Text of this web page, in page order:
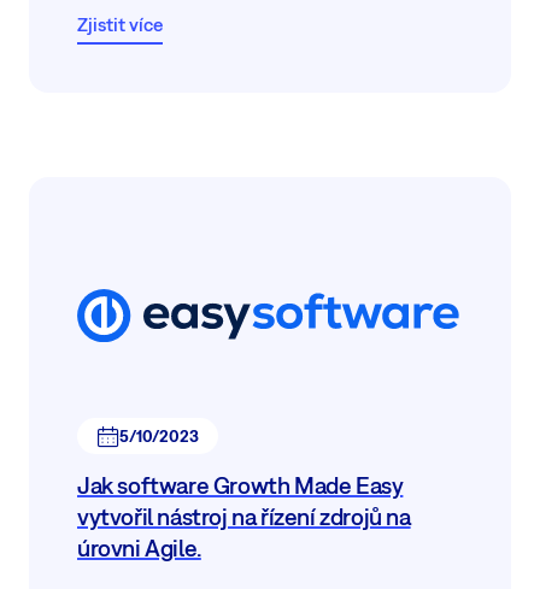
implementaci
Zjistit více
5/10/2023
Jak software Growth Made Easy
vytvořil nástroj na řízení zdrojů na
úrovni Agile.